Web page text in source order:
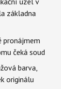
základna
pronájmem
čeká soud
barva,
originálu